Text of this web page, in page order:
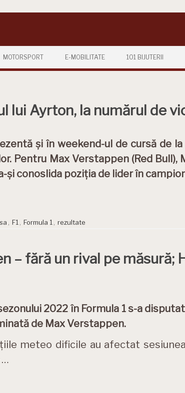
MOTORSPORT E-MOBILITATE 101 BIJUTERII
lui Ayrton, la numărul de
și în weekend-ul de cursă de
Pentru Max Verstappen (Red Bull),
și conoslida poziția de lider în
F1 Formula 1 rezultate
– fără un rival pe măsură;
2022 în Formula 1 s-a
de Max Verstappen.
meteo dificile au afectat
…